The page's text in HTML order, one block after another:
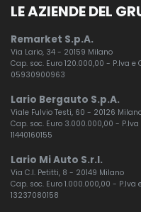
LE AZIENDE DEL
Remarket S.p.A.
Via Lario, 34 - 20159 Milano
Cap. soc. Euro 120.000,00 - P.Iva
05930900963
Lario Bergauto S.p.A.
Viale Fulvio Testi, 60 - 20126
Cap. soc. Euro 3.000.000,00 - P.Iva
11440160155
Lario Mi Auto S.r.l.
Via C.I. Petitti, 8 - 20149 Milano
Cap. soc. Euro 1.000.000,00 - P.Iva
13237080158